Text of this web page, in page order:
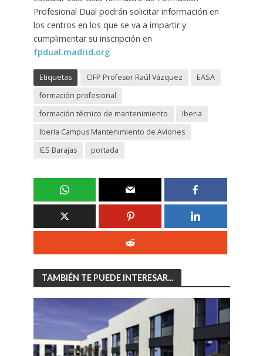
Profesional Dual podrán solicitar información en
los centros en los que se va a impartir y
cumplimentar su inscripción en
fpdual.madrid.org
Etiquetas CIFP Profesor Raúl Vázquez
EASA
formación profesional
formación técnico de mantenimiento
Iberia
Iberia Campus Mantenimiento de Aviones
IES Barajas
portada
TAMBIÉN TE PUEDE INTERESAR...